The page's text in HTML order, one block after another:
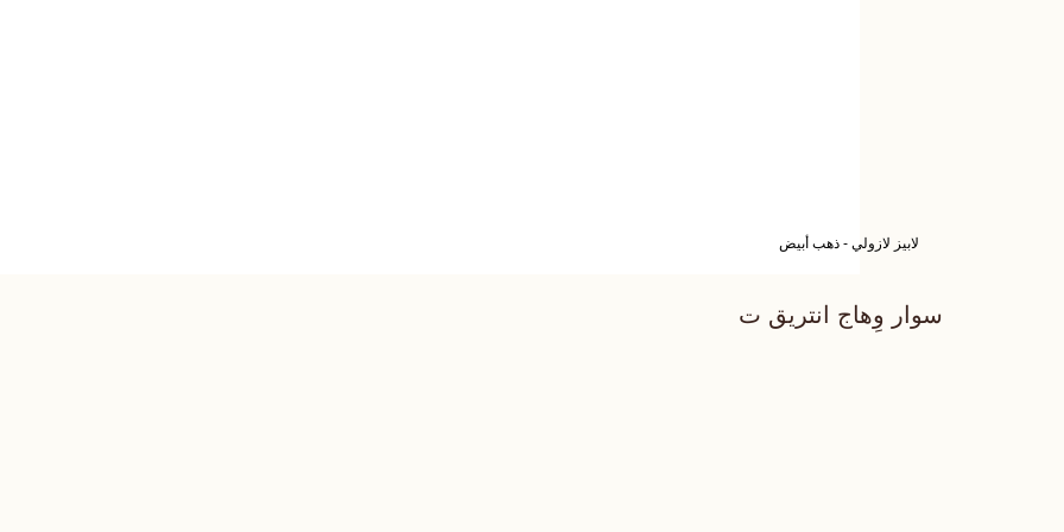
لابيز لازولي - ذهب أبيض
سوار وِهاج انتريق ت